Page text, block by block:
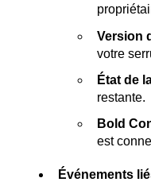
Version
votre
État de
restante.
Bold
est
Événements